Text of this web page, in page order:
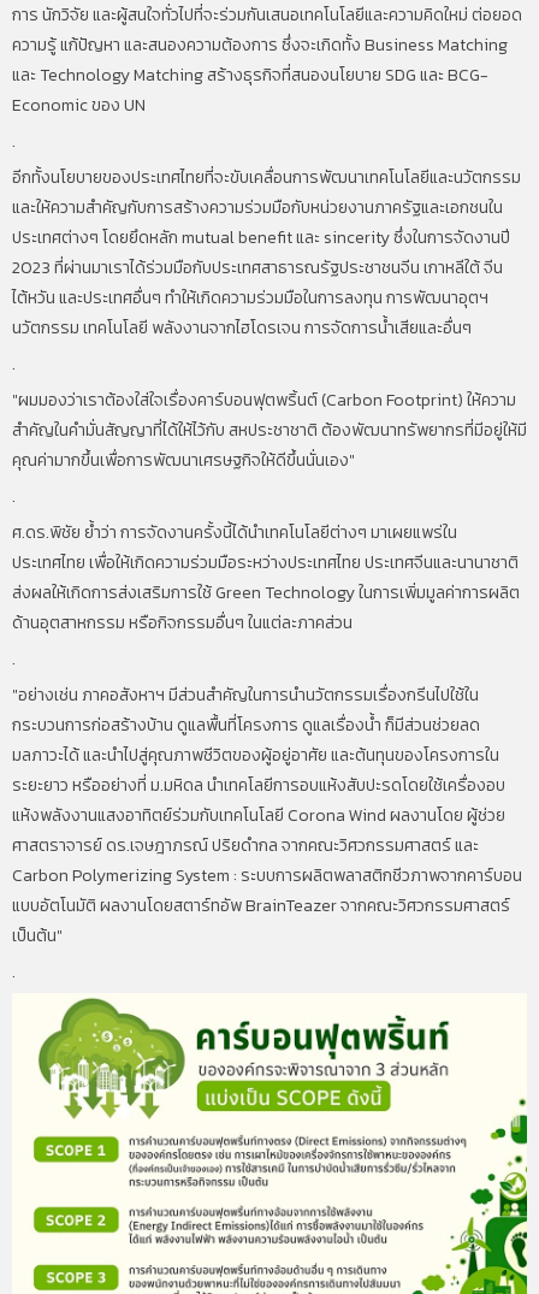
การ นักวิจัย และผู้สนใจทั่วไปที่จะร่วมกันเสนอเทคโนโลยีและความคิดใหม่ ต่อยอด
ความรู้ แก้ปัญหา และสนองความต้องการ ซึ่งจะเกิดทั้ง Business Matching
และ Technology Matching สร้างธุรกิจที่สนองนโยบาย SDG และ BCG-
Economic ของ UN
.
อีกทั้งนโยบายของประเทศไทยที่จะขับเคลื่อนการพัฒนาเทคโนโลยีและนวัตกรรม
และให้ความสำคัญกับการสร้างความร่วมมือกับหน่วยงานภาครัฐและเอกชนใน
ประเทศต่างๆ โดยยึดหลัก mutual benefit และ sincerity ซึ่งในการจัดงานปี
2023 ที่ผ่านมาเราได้ร่วมมือกับประเทศสาธารณรัฐประชาชนจีน เกาหลีใต้ จีน
ไต้หวัน และประเทศอื่นๆ ทำให้เกิดความร่วมมือในการลงทุน การพัฒนาอุตฯ
นวัตกรรม เทคโนโลยี พลังงานจากไฮโดรเจน การจัดการน้ำเสียและอื่นๆ
.
"ผมมองว่าเราต้องใส่ใจเรื่องคาร์บอนฟุตพริ้นต์ (Carbon Footprint) ให้ความ
สำคัญในคำมั่นสัญญาที่ได้ให้ไว้กับ สหประชาชาติ ต้องพัฒนาทรัพยากรที่มีอยู่ให้มี
คุณค่ามากขึ้นเพื่อการพัฒนาเศรษฐกิจให้ดีขึ้นนั่นเอง"
.
ศ.ดร.พิชัย ย้ำว่า การจัดงานครั้งนี้ได้นำเทคโนโลยีต่างๆ มาเผยแพร่ใน
ประเทศไทย เพื่อให้เกิดความร่วมมือระหว่างประเทศไทย ประเทศจีนและนานาชาติ
ส่งผลให้เกิดการส่งเสริมการใช้ Green Technology ในการเพิ่มมูลค่าการผลิต
ด้านอุตสาหกรรม หรือกิจกรรมอื่นๆ ในแต่ละภาคส่วน
.
"อย่างเช่น ภาคอสังหาฯ มีส่วนสำคัญในการนำนวัตกรรมเรื่องกรีนไปใช้ใน
กระบวนการก่อสร้างบ้าน ดูแลพื้นที่โครงการ ดูแลเรื่องน้ำ ก็มีส่วนช่วยลด
มลภาวะได้ และนำไปสู่คุณภาพชีวิตของผู้อยู่อาศัย และต้นทุนของโครงการใน
ระยะยาว หรืออย่างที่ ม.มหิดล นำเทคโลยีการอบแห้งสับปะรดโดยใช้เครื่องอบ
แห้งพลังงานแสงอาทิตย์ร่วมกับเทคโนโลยี Corona Wind ผลงานโดย ผู้ช่วย
ศาสตราจารย์ ดร.เจษฎาภรณ์ ปริยดำกล จากคณะวิศวกรรมศาสตร์ และ
Carbon Polymerizing System : ระบบการผลิตพลาสติกชีวภาพจากคาร์บอน
แบบอัตโนมัติ ผลงานโดยสตาร์ทอัพ BrainTeazer จากคณะวิศวกรรมศาสตร์
เป็นต้น"
.